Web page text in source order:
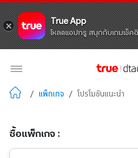
True App
โหลดแอปทรู สนุกกับเกมเช็
/ แพ็กเกจ / โปรโมชันแนะนำ
ซื้อแพ็กเกจ :